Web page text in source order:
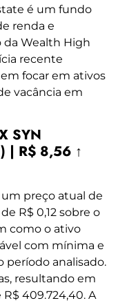
é um fundo
renda e
da Wealth High
recente
focar em ativos
vacância em
SYN
| R$ 8,56 ↑
preço atual de
R$ 0,12 sobre o
como o ativo
com mínima e
período analisado.
resultando em
409.724,40. A